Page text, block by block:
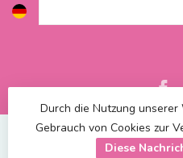
Durch die Nutzung
Gebrauch von Cookies zur
Diese